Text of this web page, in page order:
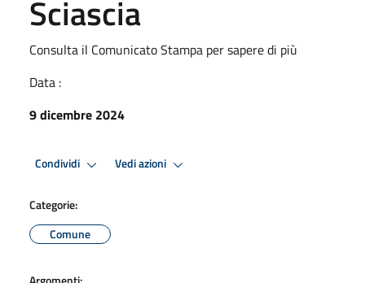
Sciascia
Consulta il Comunicato Stampa per sapere di più
Data :
9 dicembre 2024
Condividi Vedi azioni
Categorie:
Comune